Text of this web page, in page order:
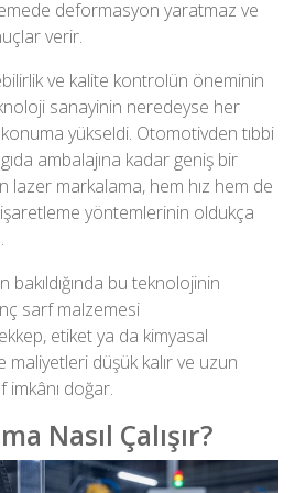
deformasyon yaratmaz ve
verir.
ve kalite kontrolün öneminin
sanayinin neredeyse her
yükseldi. Otomotivden tıbbi
ambalajına kadar geniş bir
lazer markalama, hem hız hem de
yöntemlerinin oldukça
bakıldığında bu teknolojinin
sarf malzemesi
etiket ya da kimyasal
maliyetleri düşük kalır ve uzun
doğar.
Nasıl Çalışır?